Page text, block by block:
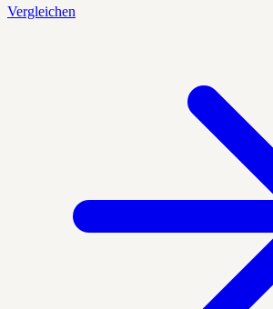
Vergleichen